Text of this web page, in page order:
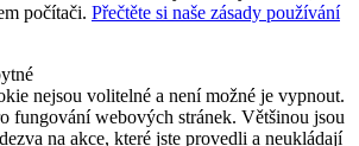
počítači. Přečtěte si naše zásady používání
nejsou volitelné a není možné je vypnout.
fungování webových stránek. Většinou jsou
na akce, které jste provedli a neukládají